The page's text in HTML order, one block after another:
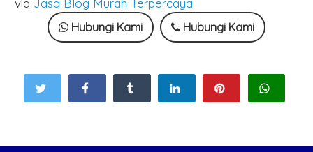
via Jasa Blog Murah Terpercaya
Hubungi Kami Hubungi Kami